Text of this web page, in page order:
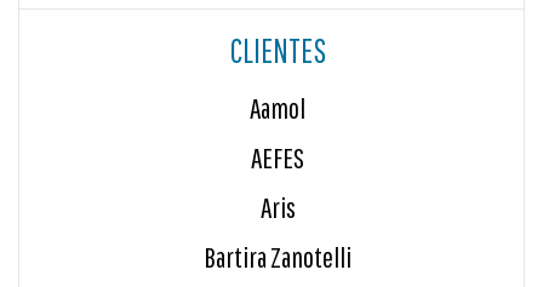
CLIENTES
Aamol
AEFES
Aris
Bartira Zanotelli